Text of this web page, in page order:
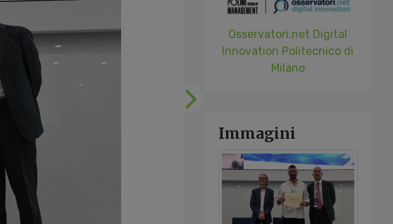
Successivo
Osservatori.net Digital
Innovation Politecnico di
Milano
Immagini